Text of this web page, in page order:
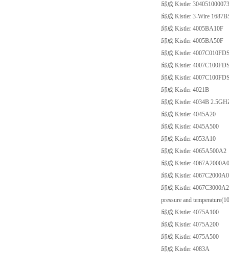
邱成 Kistler
邱成 Kistler 3-Wire
邱成 Kistler 4005BA10F
邱成 Kistler 4005BA50F
邱成 Kistler
邱成 Kistler
邱成 Kistler
邱成 Kistler 4021B
邱成 Kistler 4034B
邱成 Kistler 4045A20
邱成 Kistler 4045A500
邱成 Kistler 4053A10
邱成 Kistler 4065A500A2
邱成 Kistler 4067A2000A0
邱成 Kistler 4067C2000A0
邱成 Kistler
pressure and
邱成 Kistler 4075A100
邱成 Kistler 4075A200
邱成 Kistler 4075A500
邱成 Kistler 4083A